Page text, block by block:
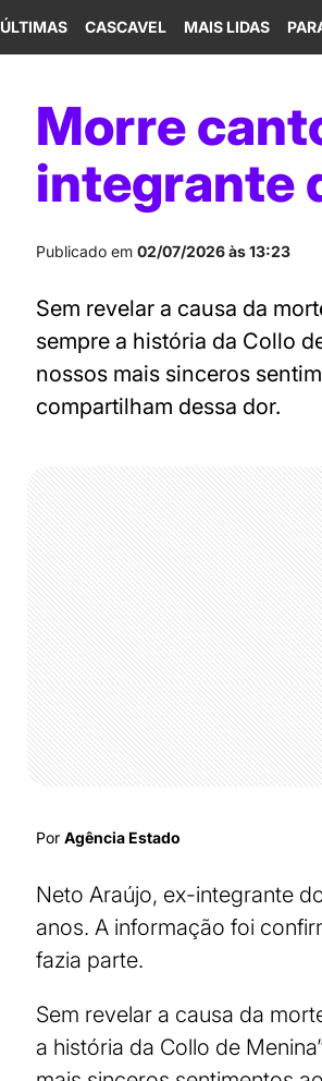
ÚLTIMAS CASCAVEL MAIS LIDAS
Morre
integrante
Publicado em 02/07/2026 às 13:23
Sem revelar a causa da
sempre a história da Collo
nossos mais sinceros
compartilham dessa dor.
Por Agência Estado
Neto Araújo, ex-integrante
anos. A informação foi
fazia parte.
Sem revelar a causa da
a história da Collo de